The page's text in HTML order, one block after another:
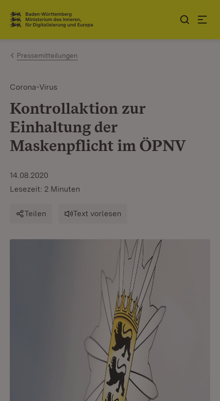
Zum Inhalt springen
Link zur Startseite
Pressemitteilungen
Corona-Virus
Kontrollaktion zur
Einhaltung der
Maskenpflicht im ÖPNV
14.08.2020
Lesezeit: 2 Minuten
Teilen Text vorlesen